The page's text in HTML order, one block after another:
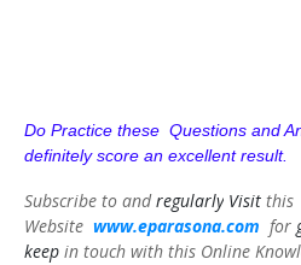
Do Practice these Questions and
definitely score an excellent result.
Subscribe to andregularly Visit this
Website www.eparasona.com for
keep in touch with this Online